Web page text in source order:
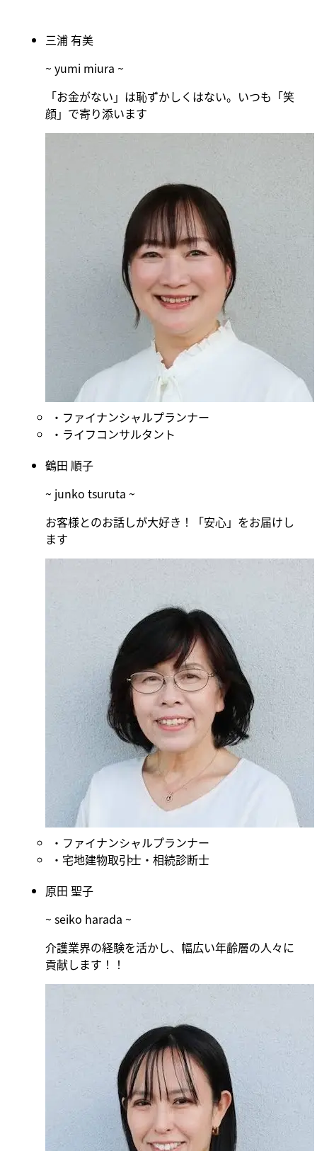
三浦 有美
~ yumi miura ~
「お金がない」は恥ずかしくはない。いつも「笑
顔」で寄り添います
ファイナンシャルプランナー
ライフコンサルタント
鶴田 順子
~ junko tsuruta ~
お客様とのお話しが大好き！「安心」をお届けし
ます
ファイナンシャルプランナー
宅地建物取引士
相続診断士
原田 聖子
~ seiko harada ~
介護業界の経験を活かし、幅広い年齢層の人々に
貢献します！！